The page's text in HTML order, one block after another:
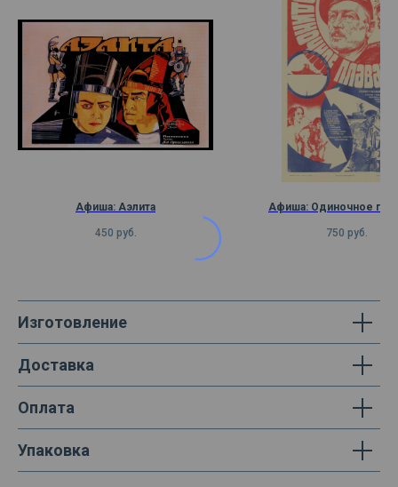
Афиша: Аэлита
450 руб.
Афиша: Одиночное
750 руб.
Изготовление
Доставка
Оплата
Упаковка